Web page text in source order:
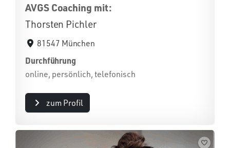
AVGS Coaching mit:
Thorsten Pichler
81547 München
Durchführung
online, persönlich, telefonisch
zum Profil